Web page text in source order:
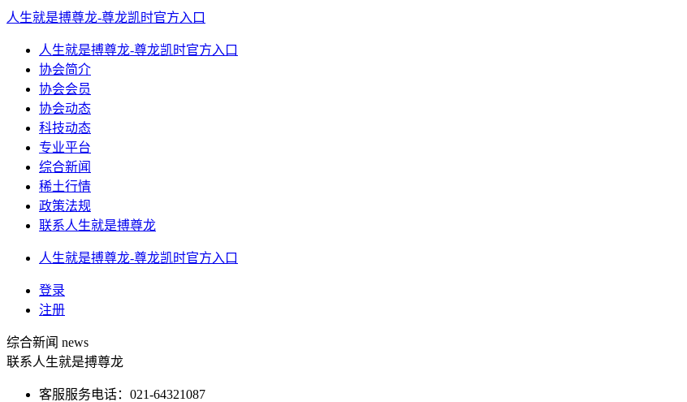
人生就是搏尊龙-尊龙凯时官方入口
人生就是搏尊龙-尊龙凯时官方入口
协会简介
协会会员
协会动态
科技动态
专业平台
综合新闻
稀土行情
政策法规
联系人生就是搏尊龙
人生就是搏尊龙-尊龙凯时官方入口
登录
注册
综合新闻 news
联系人生就是搏尊龙
客服服务电话：021-64321087